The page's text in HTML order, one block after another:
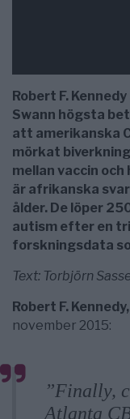
Robert F. Kennedy
Swann högsta
att amerikanska
mörkat
mellan vaccin
är afrikanska
ålder. De löper
autism efter en
forskningsdata
Text: Torbjörn
Robert F.
november 2015:
”Finally, courageous
Atlanta